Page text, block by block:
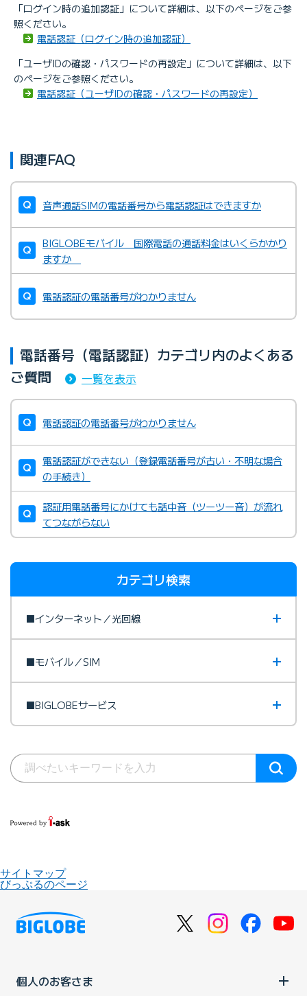
「ログイン時の追加認証」について詳細は、以下のページをご参
照ください。
電話認証（ログイン時の追加認証）
「ユーザIDの確認・パスワードの再設定」について詳細は、以下
のページをご参照ください。
電話認証（ユーザIDの確認・パスワードの再設定）
関連FAQ
音声通話SIMの電話番号から電話認証はできますか
BIGLOBEモバイル 国際電話の通話料金はいくらかかり
ますか
電話認証の電話番号がわかりません
電話番号（電話認証）カテゴリ内のよくある
ご質問
一覧を表示
電話認証の電話番号がわかりません
電話認証ができない（登録電話番号が古い・不明な場合
の手続き）
認証用電話番号にかけても話中音（ツーツー音）が流れ
てつながらない
カテゴリ検索
■インターネット／光回線
■モバイル／SIM
■BIGLOBEサービス
サイトマップ
びっぷるのページ
個人のお客さま